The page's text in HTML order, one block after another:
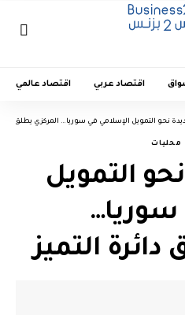
اقتصاد عربي اقتصاد عالمي
نحو التمويل الإسلامي في سوريا… المركزي يطلق دائرة
محليات
التمويل
سوريا…
التميز